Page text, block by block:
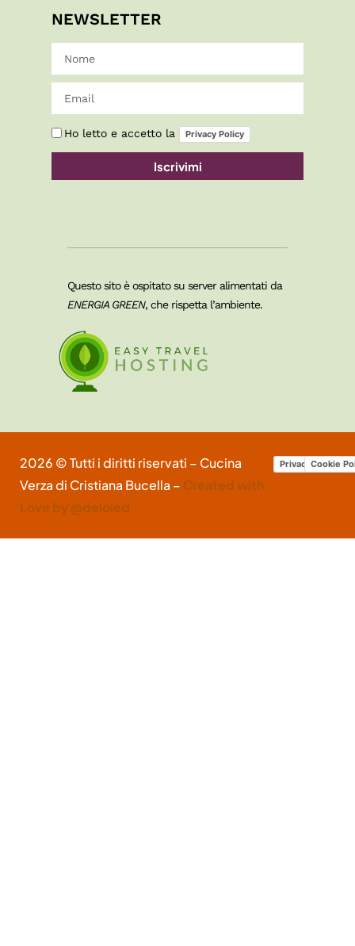
NEWSLETTER
Ho letto e accetto la Privacy Policy
Iscrivimi
Questo sito è ospitato su server alimentati da
ENERGIA GREEN, che rispetta l’ambiente.
2026 © Tutti i diritti riservati – Cucina
Verza di Cristiana Bucella – Created with
Love by @deloled
Privacy Policy
Cookie